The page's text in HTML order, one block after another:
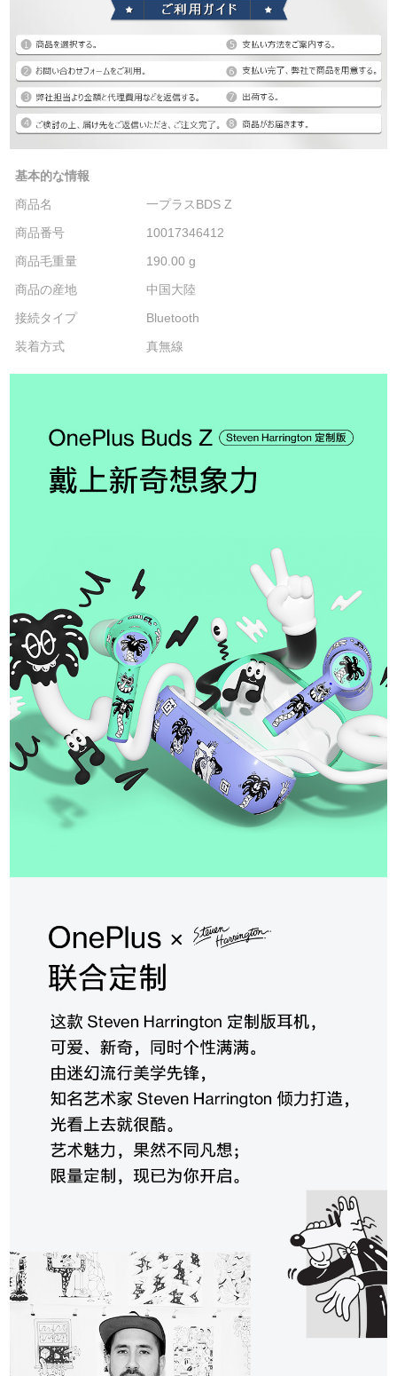
基本的な情報
商品名
一プラスBDS Z
商品番号
10017346412
商品毛重量
190.00 g
商品の産地
中国大陸
接続タイプ
Bluetooth
装着方式
真無線